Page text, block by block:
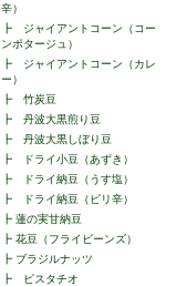
辛）
┣
ジャイアントコーン（コー
ンポタージュ）
┣
ジャイアントコーン（カレ
ー）
┣ 竹炭豆
┣ 丹波大黒煎り豆
┣ 丹波大黒しぼり豆
┣
ドライ小豆（あずき）
┣
ドライ納豆（うす塩）
┣
ドライ納豆（ピリ辛）
┣ 蓮の実甘納豆
┣ 花豆（フライビーンズ）
┣ ブラジルナッツ
┣
ピスタチオ